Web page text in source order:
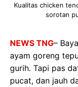
Kualitas chicken
sorotan
NEWS TNG–
ayam goreng
gurih. Tapi pas
pucat, dan jauh